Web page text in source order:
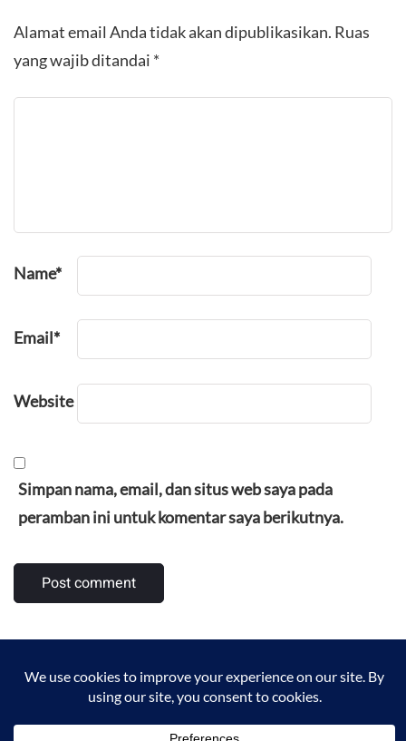
Alamat email Anda tidak akan dipublikasikan. Ruas
yang wajib ditandai *
Name*
Email*
Website
Simpan nama, email, dan situs web saya pada
peramban ini untuk komentar saya berikutnya.
Alamat Redaksi: Jalan Kebon Kelapa, Tambun Selatan,